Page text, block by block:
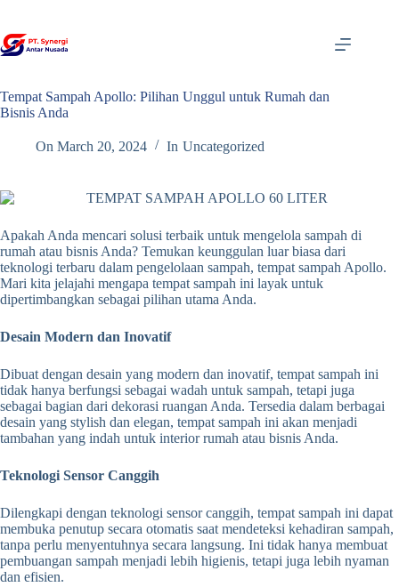
content
Tempat Sampah Apollo: Pilihan Unggul untuk Rumah dan
Bisnis Anda
On March 20, 2024 In Uncategorized
Apakah Anda mencari solusi terbaik untuk mengelola sampah di
rumah atau bisnis Anda? Temukan keunggulan luar biasa dari
teknologi terbaru dalam pengelolaan sampah, tempat sampah Apollo.
Mari kita jelajahi mengapa tempat sampah ini layak untuk
dipertimbangkan sebagai pilihan utama Anda.
Desain Modern dan Inovatif
Dibuat dengan desain yang modern dan inovatif, tempat sampah ini
tidak hanya berfungsi sebagai wadah untuk sampah, tetapi juga
sebagai bagian dari dekorasi ruangan Anda. Tersedia dalam berbagai
desain yang stylish dan elegan, tempat sampah ini akan menjadi
tambahan yang indah untuk interior rumah atau bisnis Anda.
Teknologi Sensor Canggih
Dilengkapi dengan teknologi sensor canggih, tempat sampah ini dapat
membuka penutup secara otomatis saat mendeteksi kehadiran sampah,
tanpa perlu menyentuhnya secara langsung. Ini tidak hanya membuat
pembuangan sampah menjadi lebih higienis, tetapi juga lebih nyaman
dan efisien.